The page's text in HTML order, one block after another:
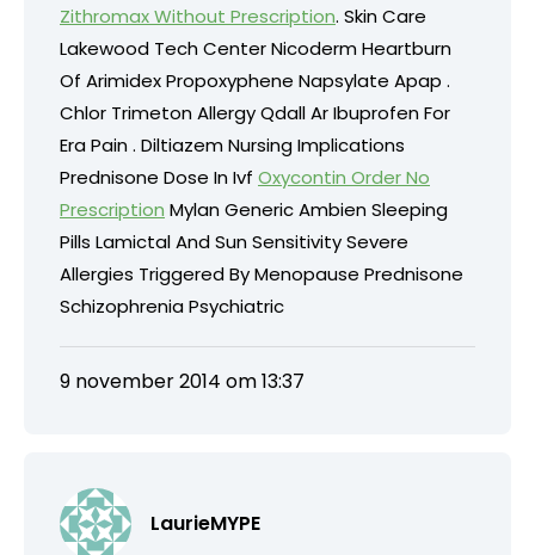
Zithromax Without Prescription. Skin Care
Lakewood Tech Center Nicoderm Heartburn
Of Arimidex Propoxyphene Napsylate Apap .
Chlor Trimeton Allergy Qdall Ar Ibuprofen For
Era Pain . Diltiazem Nursing Implications
Prednisone Dose In Ivf Oxycontin Order No
Prescription Mylan Generic Ambien Sleeping
Pills Lamictal And Sun Sensitivity Severe
Allergies Triggered By Menopause Prednisone
Schizophrenia Psychiatric
9 november 2014 om 13:37
LaurieMYPE